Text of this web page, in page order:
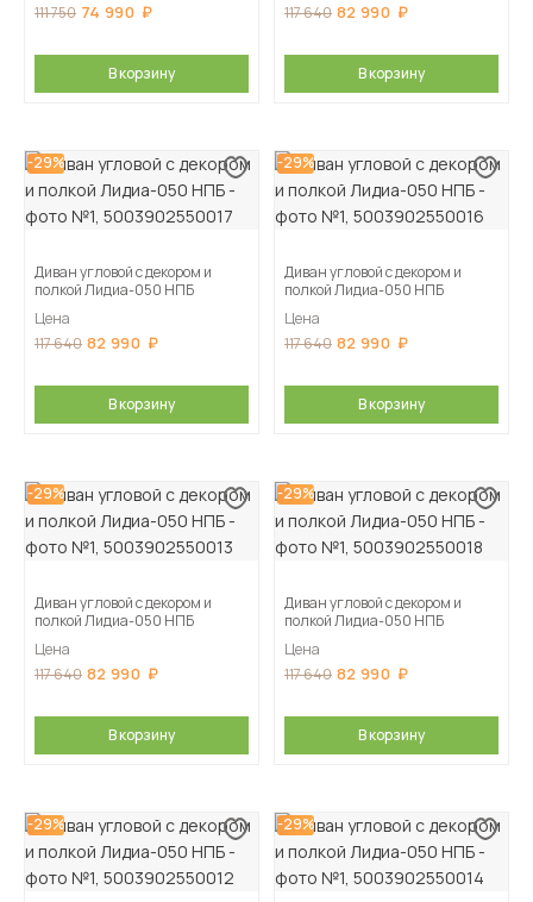
111 750 74 990
В корзину
117 640 82 990
В корзину
-29%
Диван угловой с декором и
полкой Лидиа-050 НПБ
Цена
117 640 82 990
В корзину
-29%
Диван угловой с декором и
полкой Лидиа-050 НПБ
Цена
117 640 82 990
В корзину
-29%
Диван угловой с декором и
полкой Лидиа-050 НПБ
Цена
117 640 82 990
В корзину
-29%
Диван угловой с декором и
полкой Лидиа-050 НПБ
Цена
117 640 82 990
В корзину
-29% -29%